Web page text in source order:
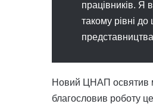
працівників. Я
такому рівні до
Новий ЦНАП освятив
благословив роботу